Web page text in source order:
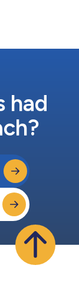
、光学系、セ
況をより的確に
かけてコンピュ
イマービジョン
発キットには、
るいは360度全
を使用して多
had